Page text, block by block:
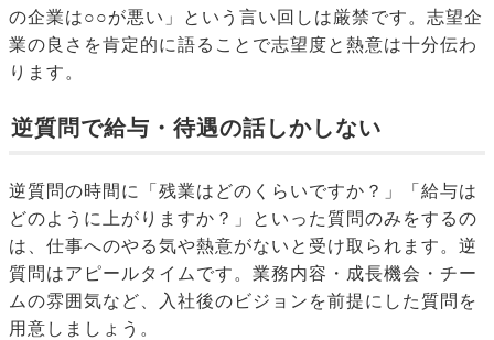
の企業は○○が悪い」という言い回しは厳禁です。志望企
業の良さを肯定的に語ることで志望度と熱意は十分伝わ
ります。
逆質問で給与・待遇の話しかしない
逆質問の時間に「残業はどのくらいですか？」「給与は
どのように上がりますか？」といった質問のみをするの
は、仕事へのやる気や熱意がないと受け取られます。逆
質問はアピールタイムです。業務内容・成長機会・チー
ムの雰囲気など、入社後のビジョンを前提にした質問を
用意しましょう。